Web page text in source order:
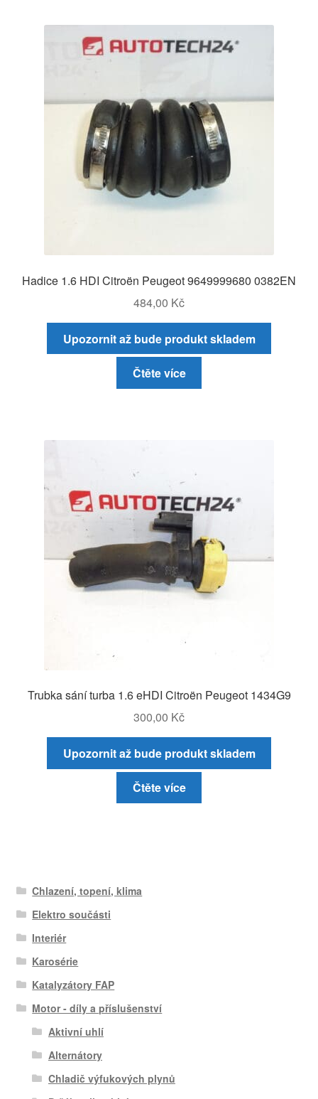
Hadice 1.6 HDI Citroën Peugeot 9649999680 0382EN
484,00 Kč
Upozornit až bude produkt skladem
Čtěte více
Trubka sání turba 1.6 eHDI Citroën Peugeot 1434G9
300,00 Kč
Upozornit až bude produkt skladem
Čtěte více
Chlazení, topení, klima
Elektro součásti
Interiér
Karosérie
Katalyzátory FAP
Motor - díly a příslušenství
Aktivní uhlí
Alternátory
Chladič výfukových plynů